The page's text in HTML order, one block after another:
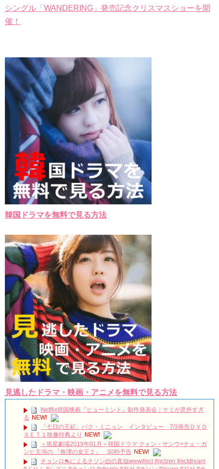
シングル「WANDERING」発売記念クリスマスショーを開
催！
韓国ドラマを無料で見る方法
見逃したドラマ・映画・アニメを無料で見る方法
Netflix韓国映画『ヒューミント』制作発表会｜ケミが意外すぎ
る NEW!
「七日の王妃」パク・ミニョン インタビュー 7/3発売ＤＶＤ
ＳＥＴ１映像特典より
NEW!
＜衛星劇場2019年01月＞韓国ドラマ クォン・サンウ×チェ・ガ
ンヒ主演の 『推理の女王２』 30秒予告 NEW!
チョンロ🐬によるチソン🐹の真似www#nct #nctzen #nctdream